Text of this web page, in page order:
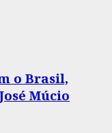
o Brasil,
Múcio